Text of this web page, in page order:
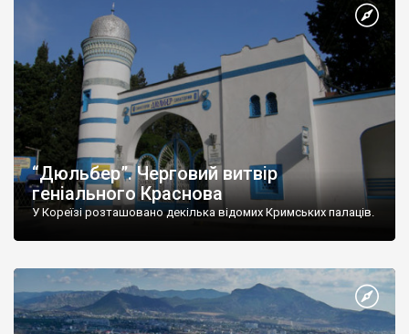
“Дюльбер”. Черговий витвір
геніального Краснова
У Кореїзі розташовано декілька відомих Кримських палаців.